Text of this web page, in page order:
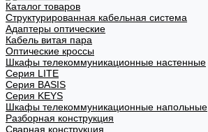
Каталог товаров
Структурированная кабельная система
Адаптеры оптические
Кабель витая пара
Оптические кроссы
Шкафы телекоммуникационные настенные
Cерия LITE
Cерия BASIS
Cерия KEYS
Шкафы телекоммуникационные напольные
Разборная конструкция
Сварная конструкция